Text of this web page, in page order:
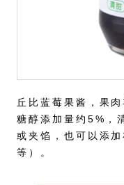
丘比蓝莓果酱，果
糖醇添加量约5%，
或夹馅，也可以添
等）。